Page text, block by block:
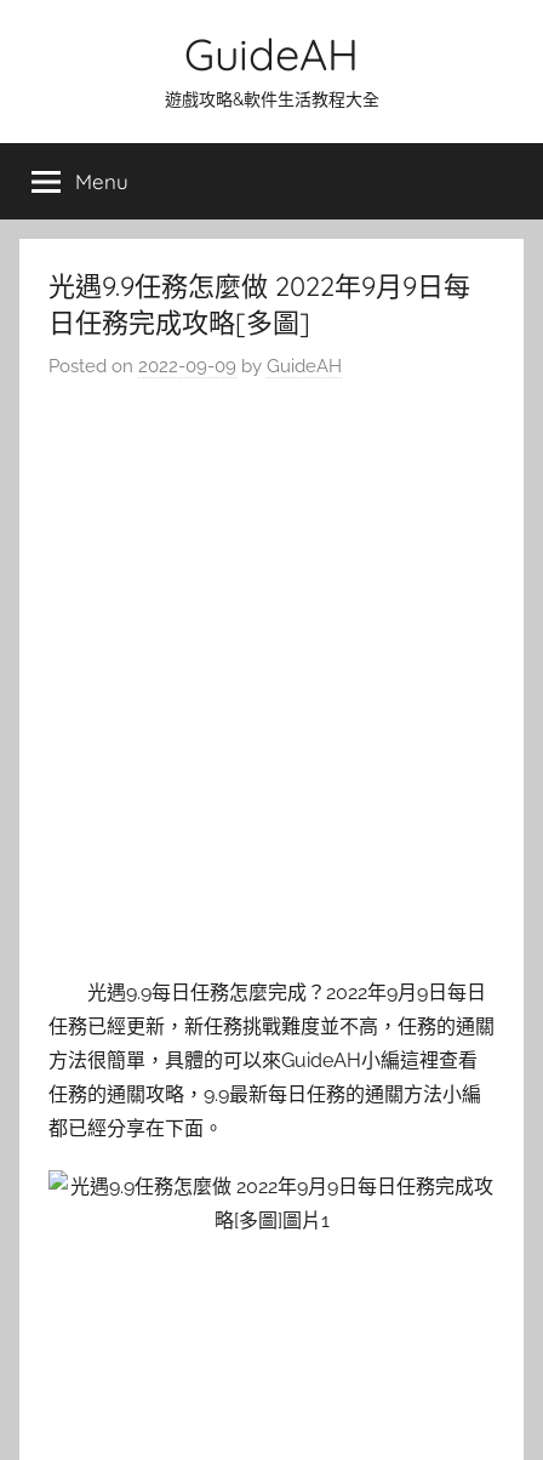
GuideAH
遊戲攻略&軟件生活教程大全
Menu
光遇9.9任務怎麼做 2022年9月9日每
日任務完成攻略[多圖]
Posted on 2022-09-09 by GuideAH
光遇9.9每日任務怎麼完成？2022年9月9日每日
任務已經更新，新任務挑戰難度並不高，任務的通關
方法很簡單，具體的可以來GuideAH小編這裡查看
任務的通關攻略，9.9最新每日任務的通關方法小編
都已經分享在下面。